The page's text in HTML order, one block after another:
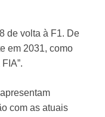
de volta à F1. De
em 2031, como
com as atuais